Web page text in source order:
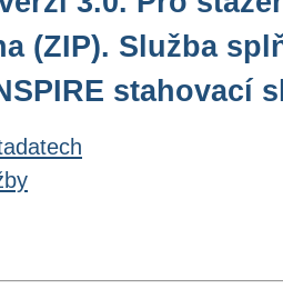
(ZIP). Služba
stahovací